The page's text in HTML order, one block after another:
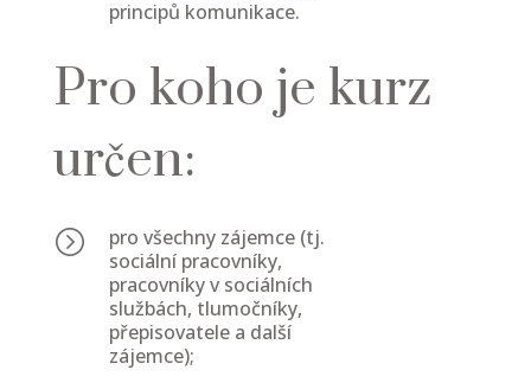
principů komunikace.
Pro koho je kurz
určen:
=
pro všechny zájemce (tj.
sociální pracovníky,
pracovníky v sociálních
službách, tlumočníky,
přepisovatele a další
zájemce);